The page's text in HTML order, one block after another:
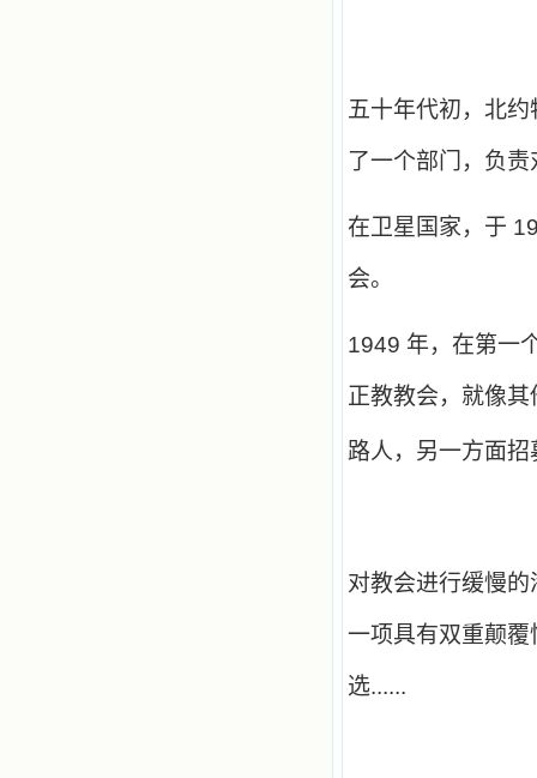
五十年代初，北
了一个部门，负
在卫星国家，于
会。
1949 年，在第一
正教教会，就像
路人，另一方面招
对教会进行缓慢
一项具有双重颠
选......